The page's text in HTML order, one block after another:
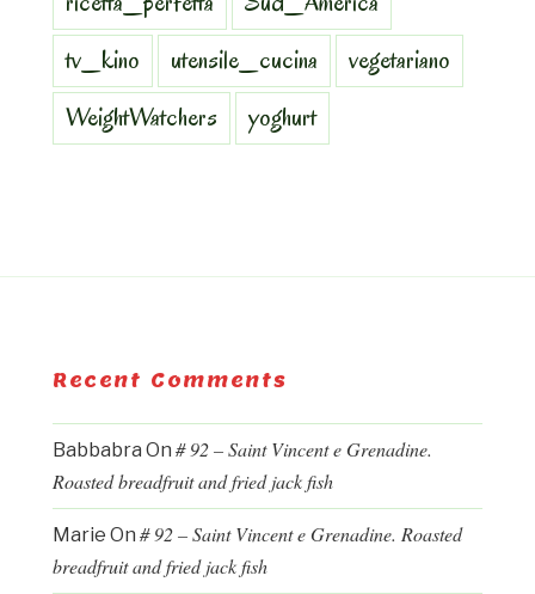
tv_kino
utensile_cucina
vegetariano
WeightWatchers
yoghurt
Recent Comments
Babbabra On # 92 – Saint Vincent e Grenadine.
Roasted breadfruit and fried jack fish
Marie On # 92 – Saint Vincent e Grenadine. Roasted
breadfruit and fried jack fish